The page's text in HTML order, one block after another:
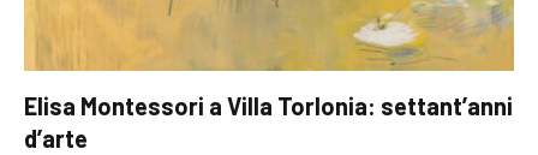
Elisa Montessori a Villa Torlonia: settant’anni
d’arte